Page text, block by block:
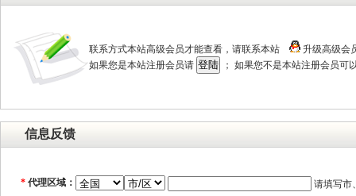
联系方式本站高级会员才能查看，请联系本站
升级高级会
如果您是本站注册会员请
； 如果您不是本站注册会员可
信息反馈
* 代理区域： 请填写市